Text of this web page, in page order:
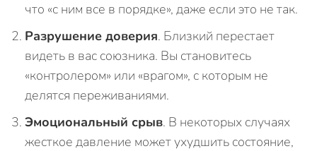
что «с ним все в порядке», даже если это не так.
Разрушение доверия. Близкий перестает
видеть в вас союзника. Вы становитесь
«контролером» или «врагом», с которым не
делятся переживаниями.
Эмоциональный срыв. В некоторых случаях
жесткое давление может ухудшить состояние,